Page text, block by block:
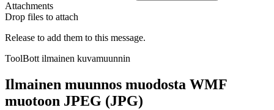
Attachments
Drop files to attach
Release to add them to this message.
ToolBott ilmainen kuvamuunnin
Ilmainen muunnos muodosta WMF
muotoon JPEG (JPG)